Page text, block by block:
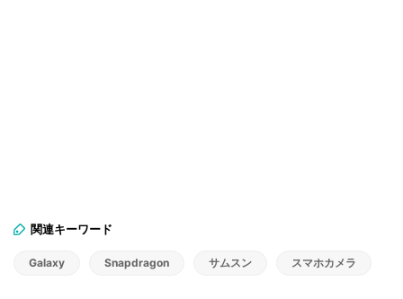
関連キーワード
Galaxy Snapdragon サムスン スマホカメラ